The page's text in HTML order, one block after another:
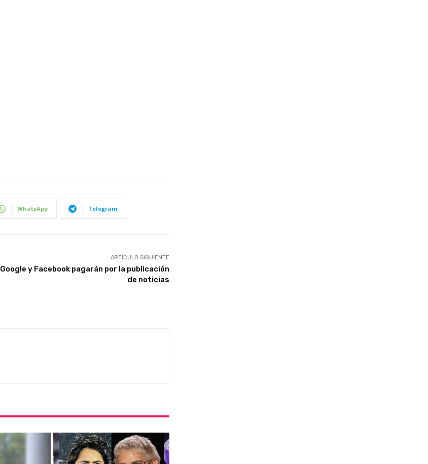
WhatsApp Telegram
ARTÍCULO SIGUIENTE
Google y Facebook pagarán por la publicación
de noticias